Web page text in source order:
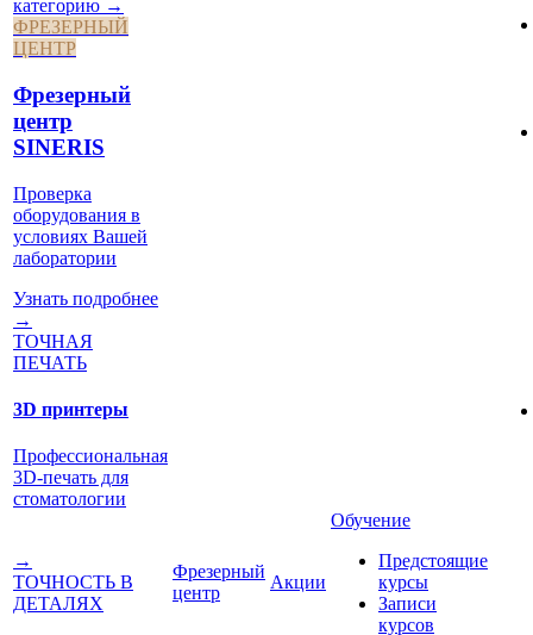
категорию →
ФРЕЗЕРНЫЙ
ЦЕНТР
Фрезерный
центр
SINERIS
Проверка
оборудования в
условиях Вашей
лаборатории
Узнать подробнее
→
ТОЧНАЯ
ПЕЧАТЬ
3D принтеры
Профессиональная
3D-печать для
стоматологии
→
ТОЧНОСТЬ В
ДЕТАЛЯХ
Фрезерный
центр
Акции
Обучение
Предстоящие
курсы
Записи
курсов